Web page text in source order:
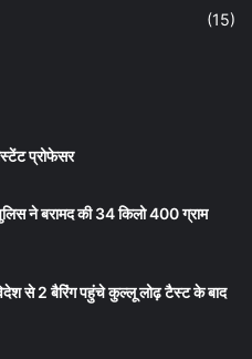
(15)
प्रोफेसर
ने बरामद की 34 किलो 400 ग्राम
से 2 बैरिंग पहुंचे कुल्लू लोढ़ टैस्ट के बाद